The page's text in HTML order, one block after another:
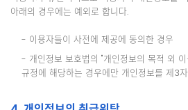
아래의 경우에는 예외로 합니다.
- 이용자들이 사전에 제공에 동의한 경우
- 개인정보 보호법의 "개인정보의 목적 외
규정에 해당하는 경우에만 개인정보를 제3